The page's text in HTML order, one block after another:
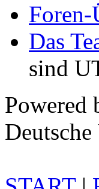
Foren-
Das
sind
Powered